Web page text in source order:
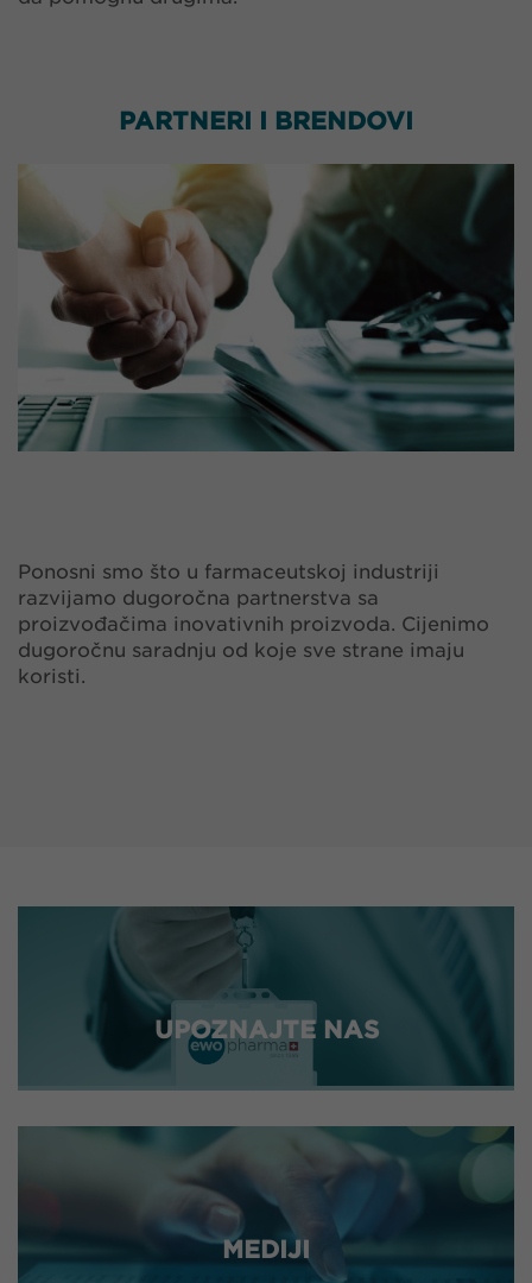
PARTNERI I BRENDOVI
Ponosni smo što u farmaceutskoj industriji
razvijamo dugoročna partnerstva sa
proizvođačima inovativnih proizvoda. Cijenimo
dugoročnu saradnju od koje sve strane imaju
koristi.
UPOZNAJTE NAS
MEDIJI